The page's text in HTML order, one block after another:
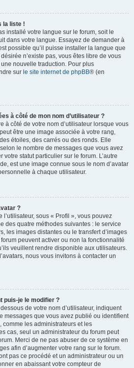
la liste !
installé votre langue sur le forum, soit le
dans votre langue. Essayez de demander à
possible qu’il puisse installer la langue que
n’existe pas, vous êtes libre de vous
nouvelle traduction. Pour plus
sur le site internet de phpBB® (en
à côté de mon nom d’utilisateur ?
à côté de votre nom d’utilisateur lorsque vous
être une image associée à votre rang,
étoiles, des carrés ou des ronds. Elle
le nombre de messages que vous avez
statut particulier sur le forum. L’autre
est une image connue sous le nom d’avatar
à chaque utilisateur.
?
sous « Profil », vous pouvez
des quatre méthodes suivantes : le service
les images distantes ou le transfert d’images
peuvent activer ou non la fonctionnalité
veuillent rendre disponible aux utilisateurs.
nous vous invitons à contacter un
puis-je le modifier ?
de votre nom d’utilisateur, indiquent
messages que vous avez publié ou identifient
les administrateurs et les
cas, seul un administrateur du forum peut
Merci de ne pas abuser de ce système en
afin d’augmenter votre rang sur le forum.
pas ce procédé et un administrateur ou un
en abaissant votre compteur de